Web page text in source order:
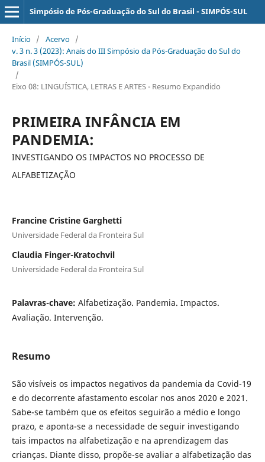
Simpósio de Pós-Graduação do Sul do Brasil - SIMPÓS-SUL
Início / Acervo /
v. 3 n. 3 (2023): Anais do III Simpósio da Pós-Graduação do Sul do
Brasil (SIMPÓS-SUL)
/
Eixo 08: LINGUÍSTICA, LETRAS E ARTES - Resumo Expandido
PRIMEIRA INFÂNCIA EM
PANDEMIA:
INVESTIGANDO OS IMPACTOS NO PROCESSO DE
ALFABETIZAÇÃO
Francine Cristine Garghetti
Universidade Federal da Fronteira Sul
Claudia Finger-Kratochvil
Universidade Federal da Fronteira Sul
Palavras-chave: Alfabetização. Pandemia. Impactos.
Avaliação. Intervenção.
Resumo
São visíveis os impactos negativos da pandemia da Covid-19
e do decorrente afastamento escolar nos anos 2020 e 2021.
Sabe-se também que os efeitos seguirão a médio e longo
prazo, e aponta-se a necessidade de seguir investigando
tais impactos na alfabetização e na aprendizagem das
crianças. Diante disso, propõe-se avaliar a alfabetização das